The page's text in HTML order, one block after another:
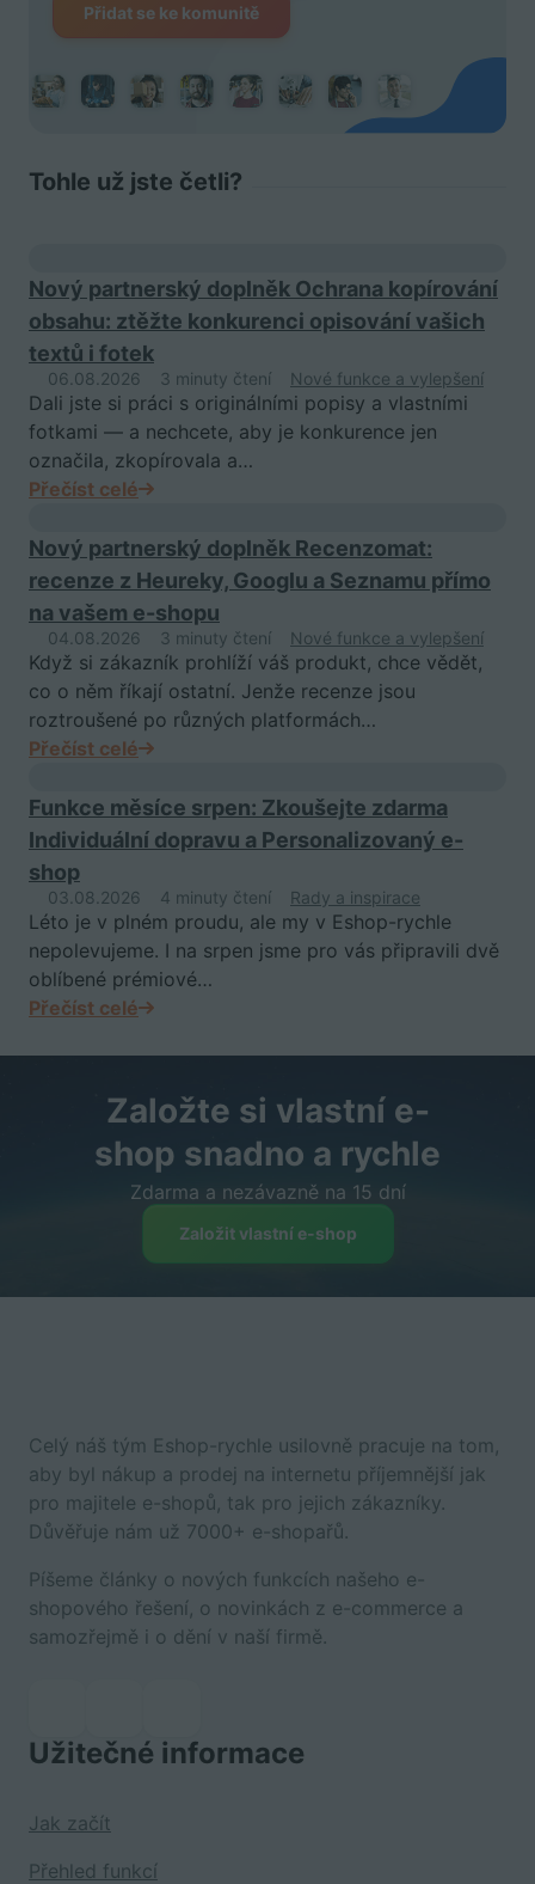
Přidat se ke komunitě
Tohle už jste četli?
Nový partnerský doplněk Ochrana kopírování
obsahu: ztěžte konkurenci opisování vašich
textů i fotek
06.08.2026 3 minuty čtení Nové funkce a vylepšení
Dali jste si práci s originálními popisy a vlastními
fotkami — a nechcete, aby je konkurence jen
označila, zkopírovala a…
Přečíst celé
Nový partnerský doplněk Recenzomat:
recenze z Heureky, Googlu a Seznamu přímo
na vašem e-shopu
04.08.2026 3 minuty čtení Nové funkce a vylepšení
Když si zákazník prohlíží váš produkt, chce vědět,
co o něm říkají ostatní. Jenže recenze jsou
roztroušené po různých platformách…
Přečíst celé
Funkce měsíce srpen: Zkoušejte zdarma
Individuální dopravu a Personalizovaný e-
shop
03.08.2026 4 minuty čtení Rady a inspirace
Léto je v plném proudu, ale my v Eshop-rychle
nepolevujeme. I na srpen jsme pro vás připravili dvě
oblíbené prémiové…
Přečíst celé
Založte si vlastní e-
shop snadno a rychle
Zdarma a nezávazně na 15 dní
Založit vlastní e-shop
Celý náš tým Eshop-rychle usilovně pracuje na tom,
aby byl nákup a prodej na internetu příjemnější jak
pro majitele e-shopů, tak pro jejich zákazníky.
Důvěřuje nám už 7000+ e-shopařů.
Píšeme články o nových funkcích našeho e-
shopového řešení, o novinkách z e-commerce a
samozřejmě i o dění v naší firmě.
Užitečné informace
Jak začít
Přehled funkcí